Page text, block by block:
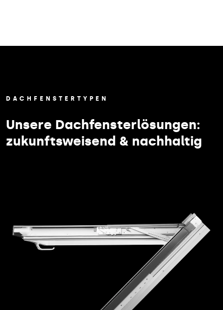
DACHFENSTERTYPEN
Unsere Dachfensterlösungen:
zukunftsweisend & nachhaltig